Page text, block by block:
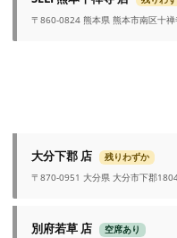
〒860-0824 熊本県 熊本市南区十禅
大分下郡 店
残りわずか
〒870-0951 大分県 大分市下郡
別府若草 店
空席あり